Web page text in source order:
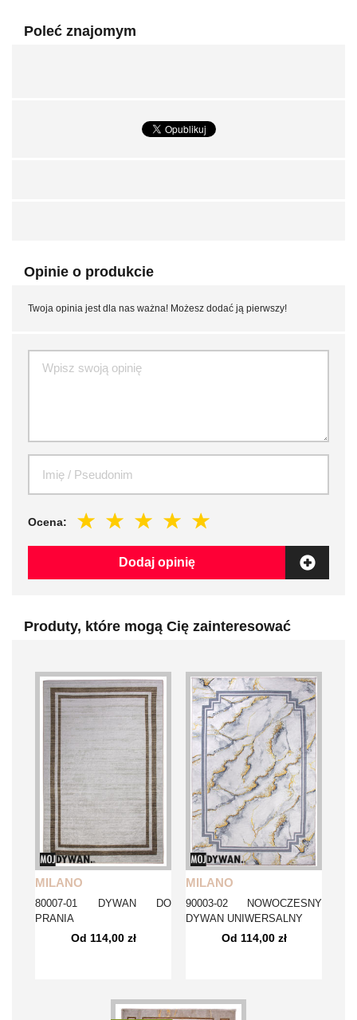
Poleć znajomym
Opinie o produkcie
Twoja opinia jest dla nas ważna! Możesz dodać ją pierwszy!
Ocena:
Dodaj opinię
Produty, które mogą Cię zainteresować
MILANO
80007-01 DYWAN DO
PRANIA
Od 114,00 zł
MILANO
90003-02 NOWOCZESNY
DYWAN UNIWERSALNY
Od 114,00 zł